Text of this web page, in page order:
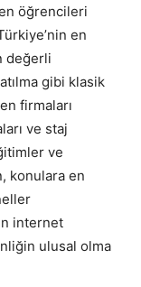
öğrencileri
en
değerli
gibi klasik
firmaları
ve staj
ve
konulara en
internet
ulusal olma